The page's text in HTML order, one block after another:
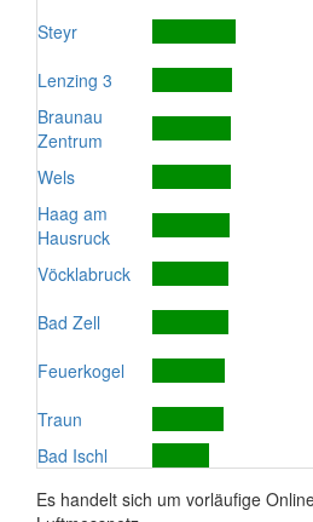
Steyr
Lenzing 3
Braunau
Zentrum
Wels
Haag am
Hausruck
Vöcklabruck
Bad Zell
Feuerkogel
Traun
Bad Ischl
Es handelt sich um vorläufige